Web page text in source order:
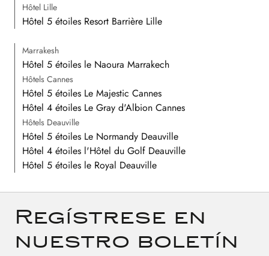
Hôtel Lille
Hôtel 5 étoiles Resort Barrière Lille
Marrakesh
Hôtel 5 étoiles le Naoura Marrakech
Hôtels Cannes
Hôtel 5 étoiles Le Majestic Cannes
Hôtel 4 étoiles Le Gray d'Albion Cannes
Hôtels Deauville
Hôtel 5 étoiles Le Normandy Deauville
Hôtel 4 étoiles l'Hôtel du Golf Deauville
Hôtel 5 étoiles le Royal Deauville
Regístrese en
nuestro boletín